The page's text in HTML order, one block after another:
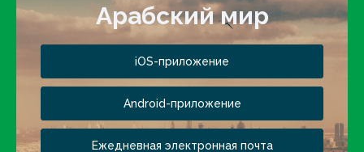
Арабский мир
iOS-приложение
Android-приложение
Ежедневная электронная почта